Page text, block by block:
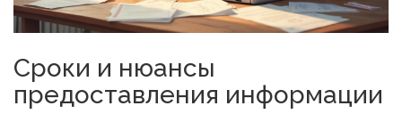
Сроки и нюансы
предоставления информации